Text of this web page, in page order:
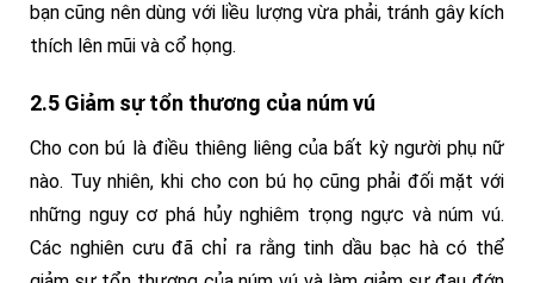
bạn cũng nên dùng với liều lượng vừa phải, tránh gây kích
thích lên mũi và cổ họng.
2.5 Giảm sự tổn thương của núm vú
Cho con bú là điều thiêng liêng của bất kỳ người phụ nữ
nào. Tuy nhiên, khi cho con bú họ cũng phải đối mặt với
những nguy cơ phá hủy nghiêm trọng ngực và núm vú.
Các nghiên cưu đã chỉ ra rằng tinh dầu bạc hà có thể